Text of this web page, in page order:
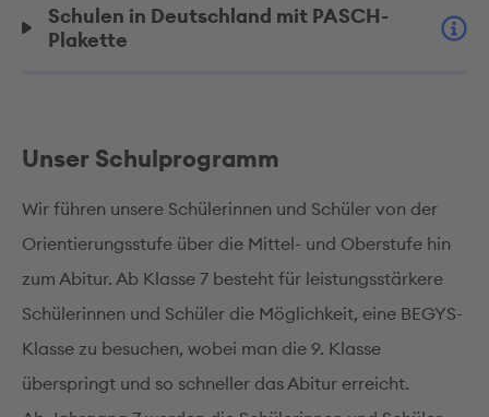
Schulen in Deutschland mit PASCH-
Plakette
Unser Schulprogramm
Wir führen unsere Schülerinnen und Schüler von der
Orientierungsstufe über die Mittel- und Oberstufe hin
zum Abitur. Ab Klasse 7 besteht für leistungsstärkere
Schülerinnen und Schüler die Möglichkeit, eine BEGYS-
Klasse zu besuchen, wobei man die 9. Klasse
überspringt und so schneller das Abitur erreicht.